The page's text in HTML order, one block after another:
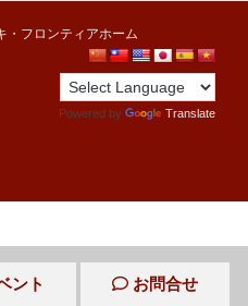
・フロンティアホーム
Powered by Translate
ント お問合せ